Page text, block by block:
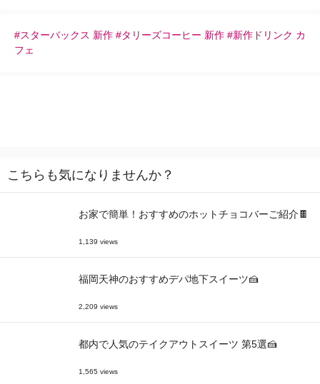
#スターバックス 新作 #タリーズコーヒー 新作 #新作ドリンク カ
フェ
こちらも気になりませんか？
お家で簡単！おすすめのホットチョコバーご紹介🍫
1,139 views
福岡天神のおすすめデパ地下スイーツ🍰
2,209 views
都内で人気のテイクアウトスイーツ 第5選🍰
1,565 views